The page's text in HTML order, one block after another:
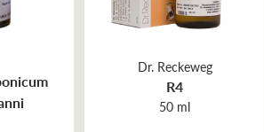
Dr. Reckeweg
R4
50 ml